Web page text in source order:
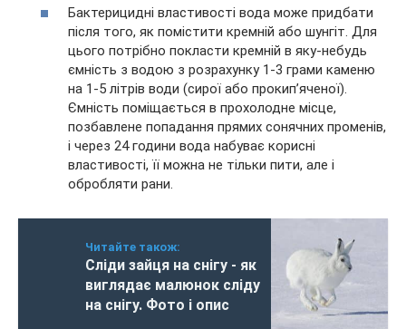
Бактерицидні властивості вода може придбати
після того, як помістити кремній або шунгіт. Для
цього потрібно покласти кремній в яку-небудь
ємність з водою з розрахунку 1-3 грами каменю
на 1-5 літрів води (сирої або прокип’яченої).
Ємність поміщається в прохолодне місце,
позбавлене попадання прямих сонячних променів,
і через 24 години вода набуває корисні
властивості, її можна не тільки пити, але і
обробляти рани.
Читайте також:
Сліди зайця на снігу - як
виглядає малюнок сліду
на снігу. Фото і опис